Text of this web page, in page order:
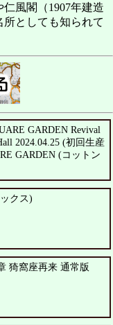
風閣（1907年建造
としても知られて
GARDEN Revival
2024.04.25 (初回生産
GARDEN (コットン
クス)
猗窩座再来 通常版